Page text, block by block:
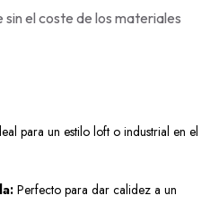
el coste de los materiales
para un estilo loft o industrial en el
Perfecto para dar calidez a un